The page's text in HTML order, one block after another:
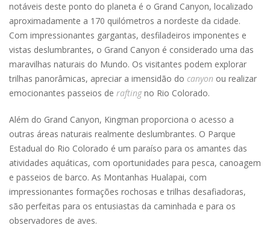
notáveis deste ponto do planeta é o Grand Canyon, localizado
aproximadamente a 170 quilómetros a nordeste da cidade.
Com impressionantes gargantas, desfiladeiros imponentes e
vistas deslumbrantes, o Grand Canyon é considerado uma das
maravilhas naturais do Mundo. Os visitantes podem explorar
trilhas panorâmicas, apreciar a imensidão do canyon ou realizar
emocionantes passeios de raftingno Rio Colorado.
Além do Grand Canyon, Kingman proporciona o acesso a
outras áreas naturais realmente deslumbrantes. O Parque
Estadual do Rio Colorado é um paraíso para os amantes das
atividades aquáticas, com oportunidades para pesca, canoagem
e passeios de barco. As Montanhas Hualapai, com
impressionantes formações rochosas e trilhas desafiadoras,
são perfeitas para os entusiastas da caminhada e para os
observadores de aves.